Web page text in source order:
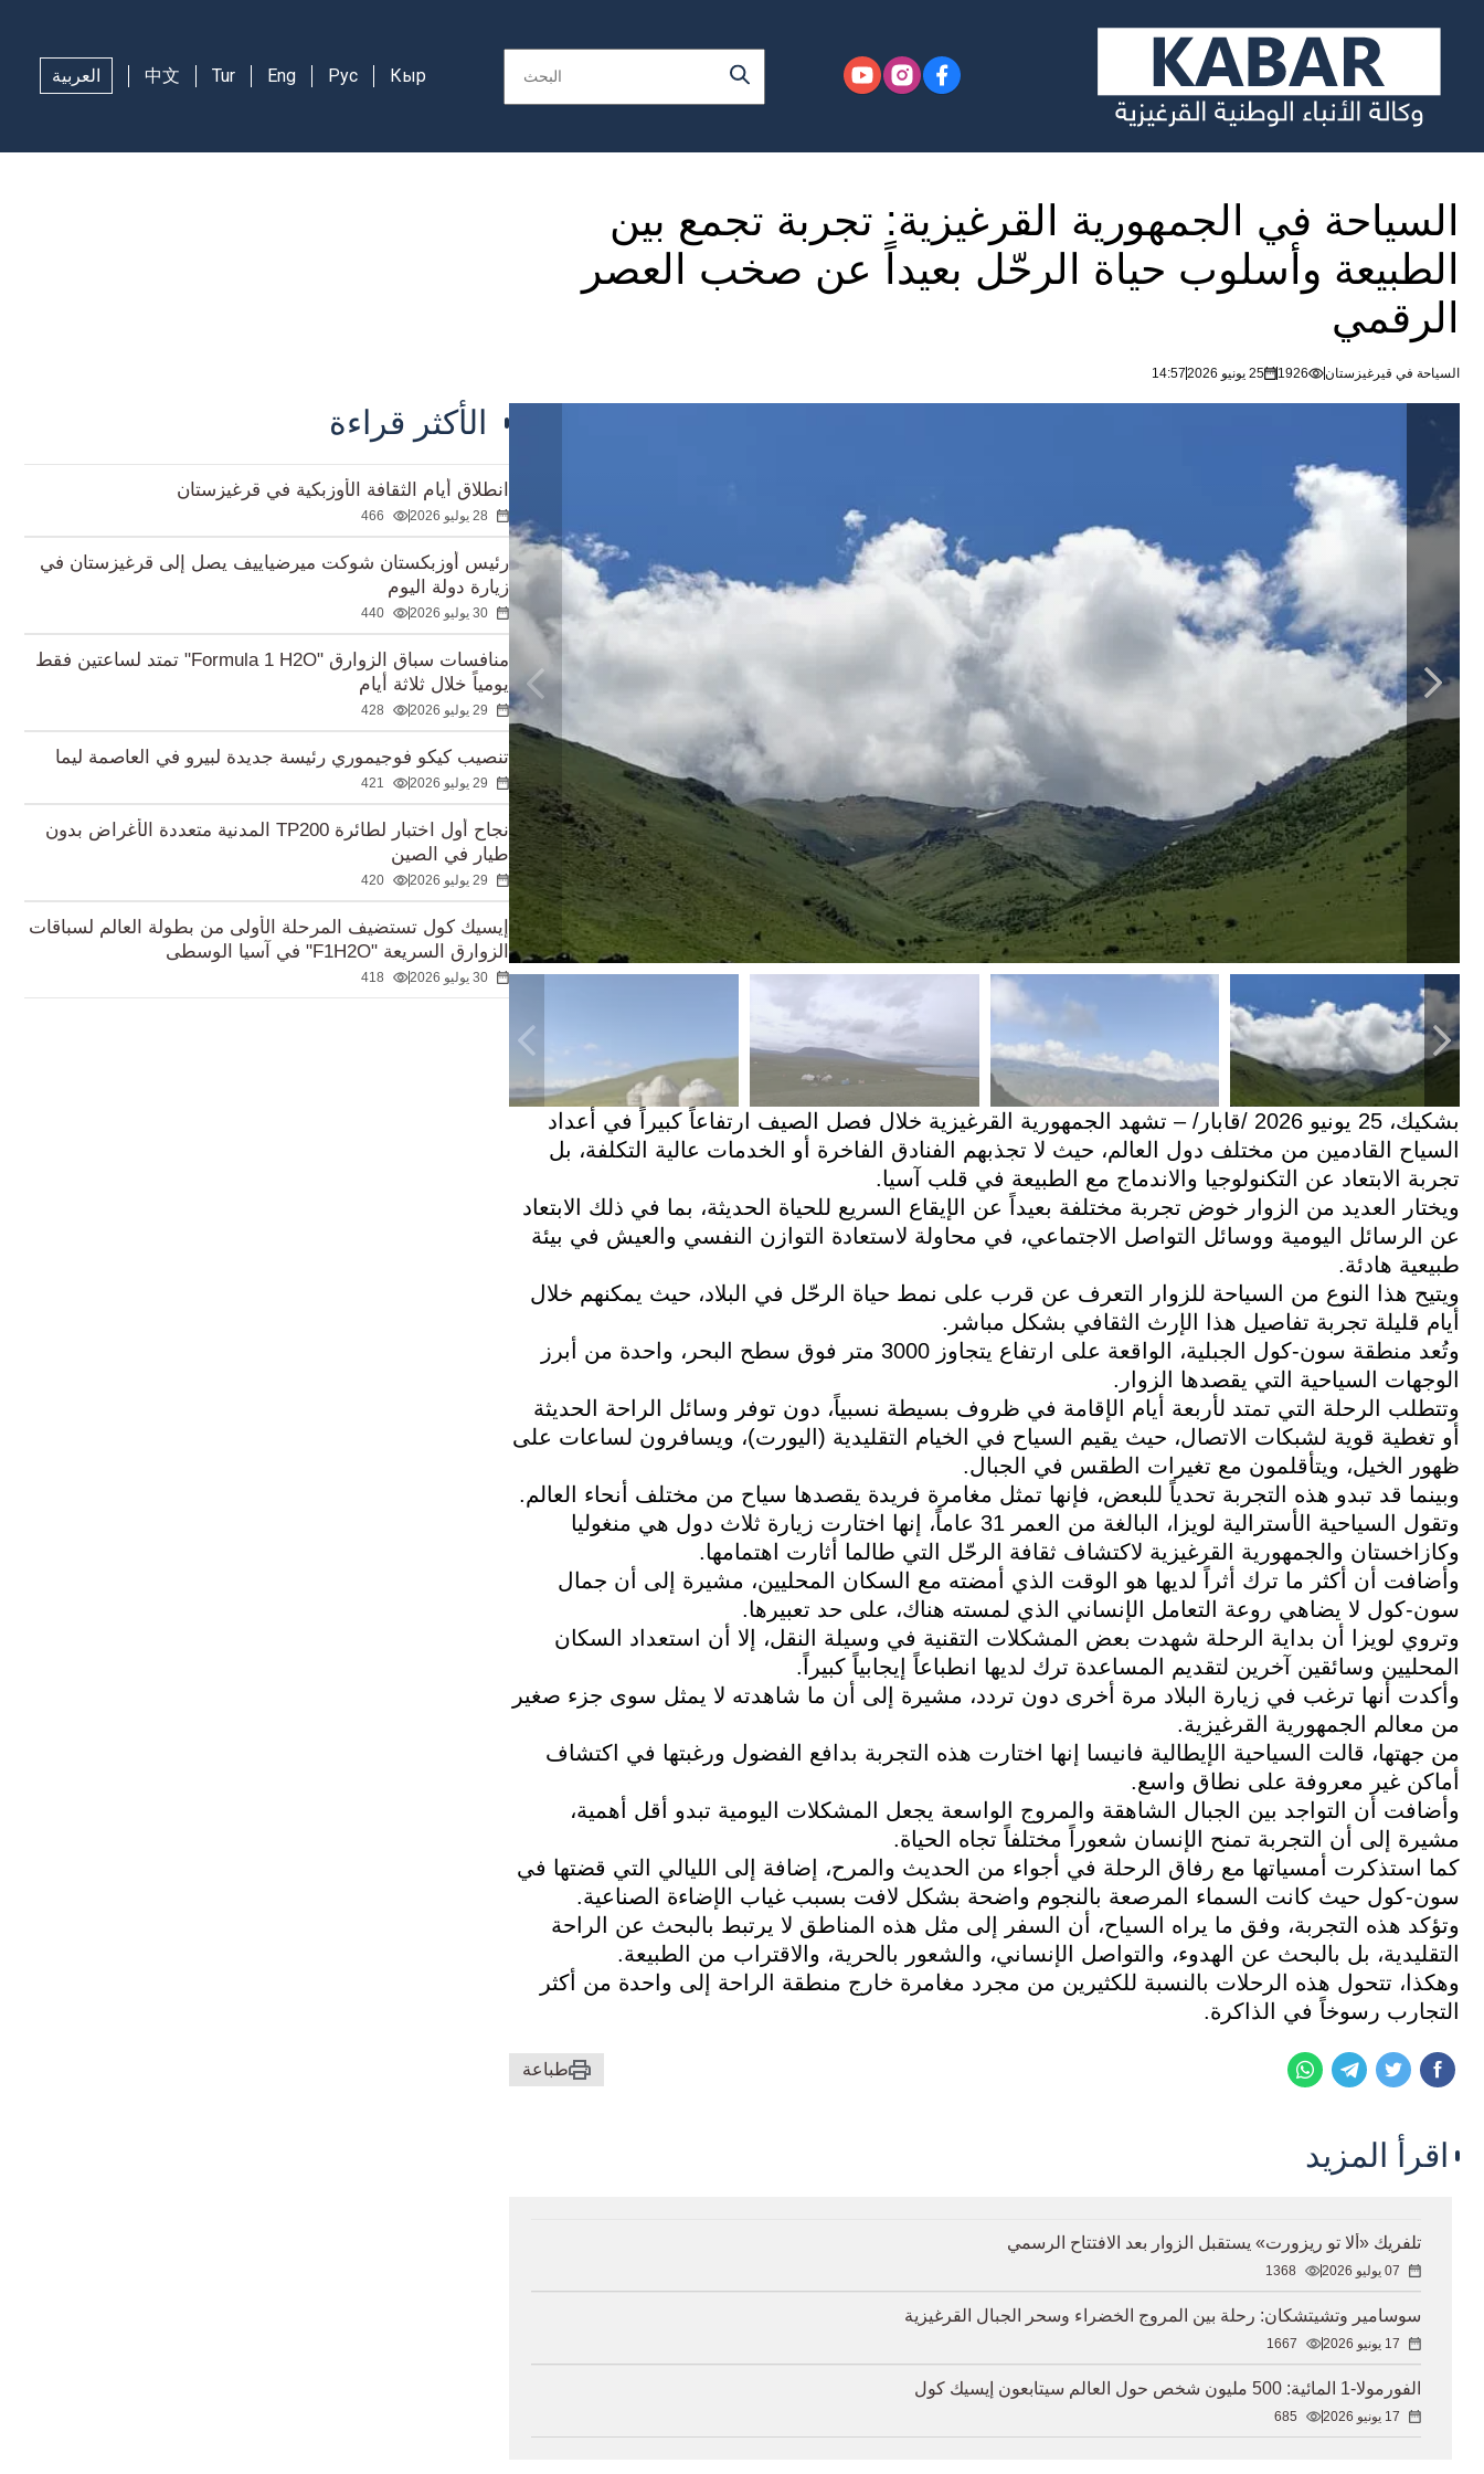
Кыр
Рус
Eng
Tur
中文 العربية
السياحة في الجمهورية القرغيزية: تجربة تجمع بين
الطبيعة وأسلوب حياة الرحّل بعيداً عن صخب العصر
الرقمي
السياحة في قيرغيزستان 1926 25 يونيو 2026 14:57
بشكيك، 25 يونيو 2026 /قابار/ – تشهد الجمهورية القرغيزية خلال فصل الصيف ارتفاعاً كبيراً في أعداد
السياح القادمين من مختلف دول العالم، حيث لا تجذبهم الفنادق الفاخرة أو الخدمات عالية التكلفة، بل
تجربة الابتعاد عن التكنولوجيا والاندماج مع الطبيعة في قلب آسيا.
ويختار العديد من الزوار خوض تجربة مختلفة بعيداً عن الإيقاع السريع للحياة الحديثة، بما في ذلك الابتعاد
عن الرسائل اليومية ووسائل التواصل الاجتماعي، في محاولة لاستعادة التوازن النفسي والعيش في بيئة
طبيعية هادئة.
ويتيح هذا النوع من السياحة للزوار التعرف عن قرب على نمط حياة الرحّل في البلاد، حيث يمكنهم خلال
أيام قليلة تجربة تفاصيل هذا الإرث الثقافي بشكل مباشر.
وتُعد منطقة سون-كول الجبلية، الواقعة على ارتفاع يتجاوز 3000 متر فوق سطح البحر، واحدة من أبرز
الوجهات السياحية التي يقصدها الزوار.
وتتطلب الرحلة التي تمتد لأربعة أيام الإقامة في ظروف بسيطة نسبياً، دون توفر وسائل الراحة الحديثة
أو تغطية قوية لشبكات الاتصال، حيث يقيم السياح في الخيام التقليدية (اليورت)، ويسافرون لساعات على
ظهور الخيل، ويتأقلمون مع تغيرات الطقس في الجبال.
وبينما قد تبدو هذه التجربة تحدياً للبعض، فإنها تمثل مغامرة فريدة يقصدها سياح من مختلف أنحاء العالم.
وتقول السياحية الأسترالية لويزا، البالغة من العمر 31 عاماً، إنها اختارت زيارة ثلاث دول هي منغوليا
وكازاخستان والجمهورية القرغيزية لاكتشاف ثقافة الرحّل التي طالما أثارت اهتمامها.
وأضافت أن أكثر ما ترك أثراً لديها هو الوقت الذي أمضته مع السكان المحليين، مشيرة إلى أن جمال
سون-كول لا يضاهي روعة التعامل الإنساني الذي لمسته هناك، على حد تعبيرها.
وتروي لويزا أن بداية الرحلة شهدت بعض المشكلات التقنية في وسيلة النقل، إلا أن استعداد السكان
المحليين وسائقين آخرين لتقديم المساعدة ترك لديها انطباعاً إيجابياً كبيراً.
وأكدت أنها ترغب في زيارة البلاد مرة أخرى دون تردد، مشيرة إلى أن ما شاهدته لا يمثل سوى جزء صغير
من معالم الجمهورية القرغيزية.
من جهتها، قالت السياحية الإيطالية فانيسا إنها اختارت هذه التجربة بدافع الفضول ورغبتها في اكتشاف
أماكن غير معروفة على نطاق واسع.
وأضافت أن التواجد بين الجبال الشاهقة والمروج الواسعة يجعل المشكلات اليومية تبدو أقل أهمية،
مشيرة إلى أن التجربة تمنح الإنسان شعوراً مختلفاً تجاه الحياة.
كما استذكرت أمسياتها مع رفاق الرحلة في أجواء من الحديث والمرح، إضافة إلى الليالي التي قضتها في
سون-كول حيث كانت السماء المرصعة بالنجوم واضحة بشكل لافت بسبب غياب الإضاءة الصناعية.
وتؤكد هذه التجربة، وفق ما يراه السياح، أن السفر إلى مثل هذه المناطق لا يرتبط بالبحث عن الراحة
التقليدية، بل بالبحث عن الهدوء، والتواصل الإنساني، والشعور بالحرية، والاقتراب من الطبيعة.
وهكذا، تتحول هذه الرحلات بالنسبة للكثيرين من مجرد مغامرة خارج منطقة الراحة إلى واحدة من أكثر
التجارب رسوخاً في الذاكرة.
طباعة
الأكثر قراءة
انطلاق أيام الثقافة الأوزبكية في قرغيزستان
28 يوليو 2026 466
رئيس أوزبكستان شوكت ميرضياييف يصل إلى قرغيزستان في
زيارة دولة اليوم
30 يوليو 2026 440
منافسات سباق الزوارق "Formula 1 H2O" تمتد لساعتين فقط
يومياً خلال ثلاثة أيام
29 يوليو 2026 428
تنصيب كيكو فوجيموري رئيسة جديدة لبيرو في العاصمة ليما
29 يوليو 2026 421
نجاح أول اختبار لطائرة TP200 المدنية متعددة الأغراض بدون
طيار في الصين
29 يوليو 2026 420
إيسيك كول تستضيف المرحلة الأولى من بطولة العالم لسباقات
الزوارق السريعة "F1H2O" في آسيا الوسطى
30 يوليو 2026 418
اقرأ المزيد
تلفريك «ألا تو ريزورت» يستقبل الزوار بعد الافتتاح الرسمي
07 يوليو 2026 1368
سوسامير وتشيتشكان: رحلة بين المروج الخضراء وسحر الجبال القرغيزية
17 يونيو 2026 1667
الفورمولا-1 المائية: 500 مليون شخص حول العالم سيتابعون إيسيك كول
17 يونيو 2026 685